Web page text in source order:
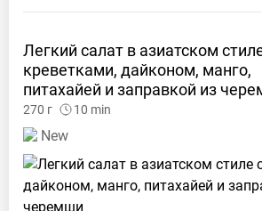
Легкий салат в азиатском
креветками, дайконом, манго,
питахайей и заправкой из
270 г 10 min
New